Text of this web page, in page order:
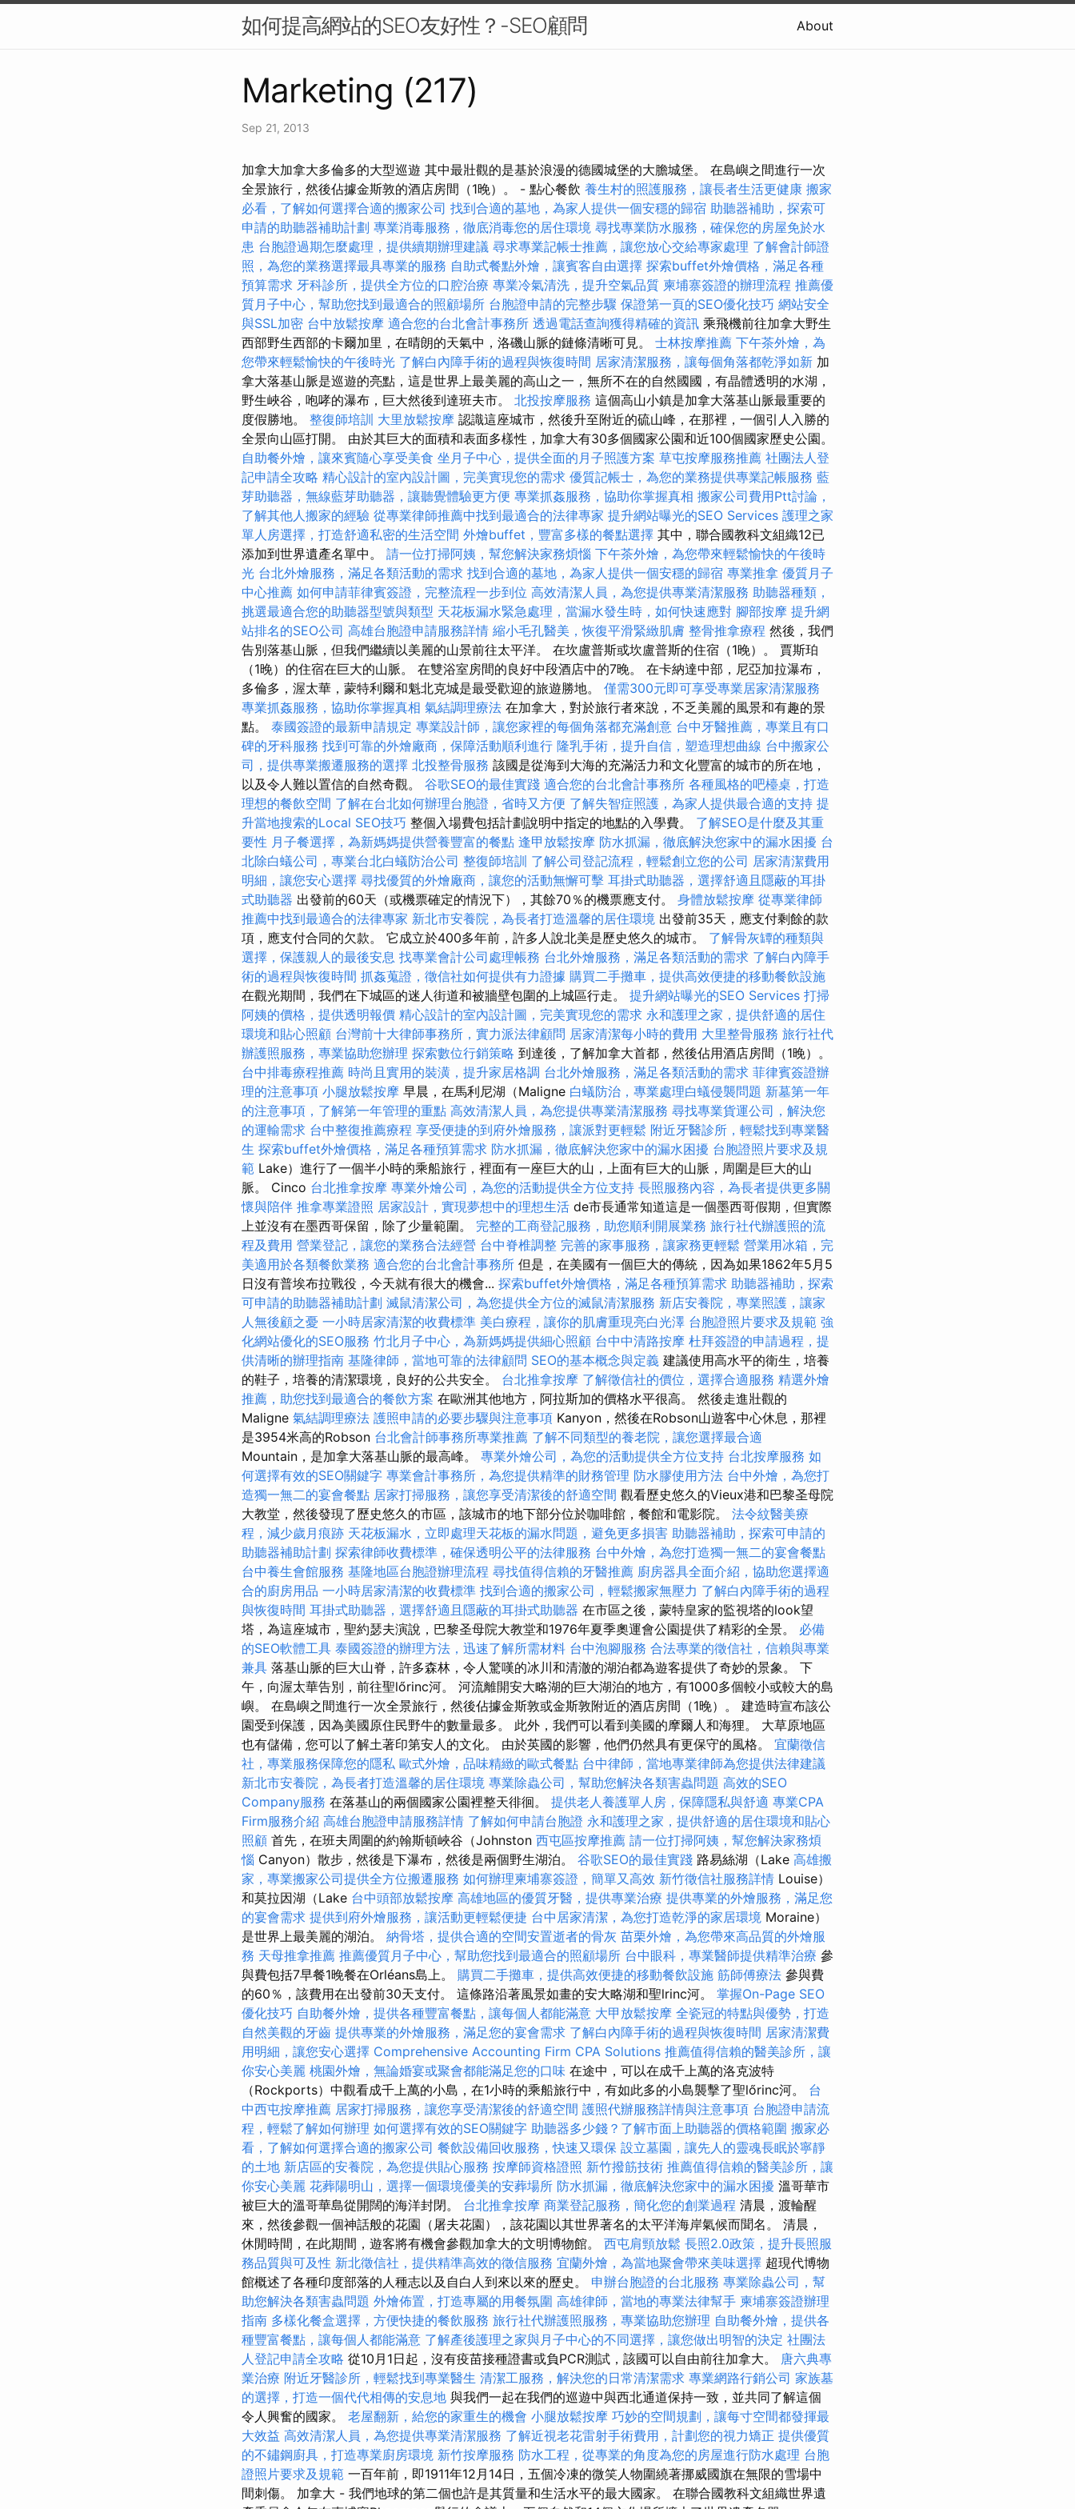
如何提高網站的SEO友好性？-SEO顧問 About
Marketing (217)
Sep 21, 2013
加拿大加拿大多倫多的大型巡遊 其中最壯觀的是基於浪漫的德國城堡的大膽城堡。 在島嶼之間進行一次
全景旅行，然後佔據金斯敦的酒店房間（1晚）。 - 點心餐飲 養生村的照護服務，讓長者生活更健康 搬家
必看，了解如何選擇合適的搬家公司 找到合適的墓地，為家人提供一個安穩的歸宿 助聽器補助，探索可
申請的助聽器補助計劃 專業消毒服務，徹底消毒您的居住環境 尋找專業防水服務，確保您的房屋免於水
患 台胞證過期怎麼處理，提供續期辦理建議 尋求專業記帳士推薦，讓您放心交給專家處理 了解會計師證
照，為您的業務選擇最具專業的服務 自助式餐點外燴，讓賓客自由選擇 探索buffet外燴價格，滿足各種
預算需求 牙科診所，提供全方位的口腔治療 專業冷氣清洗，提升空氣品質 柬埔寨簽證的辦理流程 推薦優
質月子中心，幫助您找到最適合的照顧場所 台胞證申請的完整步驟 保證第一頁的SEO優化技巧 網站安全
與SSL加密 台中放鬆按摩 適合您的台北會計事務所 透過電話查詢獲得精確的資訊 乘飛機前往加拿大野生
西部野生西部的卡爾加里，在晴朗的天氣中，洛磯山脈的鏈條清晰可見。 士林按摩推薦 下午茶外燴，為
您帶來輕鬆愉快的午後時光 了解白內障手術的過程與恢復時間 居家清潔服務，讓每個角落都乾淨如新 加
拿大落基山脈是巡遊的亮點，這是世界上最美麗的高山之一，無所不在的自然國國，有晶體透明的水湖，
野生峽谷，咆哮的瀑布，巨大然後到達班夫市。 北投按摩服務 這個高山小鎮是加拿大落基山脈最重要的
度假勝地。 整復師培訓 大里放鬆按摩 認識這座城市，然後升至附近的硫山峰，在那裡，一個引人入勝的
全景向山區打開。 由於其巨大的面積和表面多樣性，加拿大有30多個國家公園和近100個國家歷史公園。
自助餐外燴，讓來賓隨心享受美食 坐月子中心，提供全面的月子照護方案 草屯按摩服務推薦 社團法人登
記申請全攻略 精心設計的室內設計圖，完美實現您的需求 優質記帳士，為您的業務提供專業記帳服務 藍
芽助聽器，無線藍芽助聽器，讓聽覺體驗更方便 專業抓姦服務，協助你掌握真相 搬家公司費用Ptt討論，
了解其他人搬家的經驗 從專業律師推薦中找到最適合的法律專家 提升網站曝光的SEO Services 護理之家
單人房選擇，打造舒適私密的生活空間 外燴buffet，豐富多樣的餐點選擇 其中，聯合國教科文組織12已
添加到世界遺產名單中。 請一位打掃阿姨，幫您解決家務煩惱 下午茶外燴，為您帶來輕鬆愉快的午後時
光 台北外燴服務，滿足各類活動的需求 找到合適的墓地，為家人提供一個安穩的歸宿 專業推拿 優質月子
中心推薦 如何申請菲律賓簽證，完整流程一步到位 高效清潔人員，為您提供專業清潔服務 助聽器種類，
挑選最適合您的助聽器型號與類型 天花板漏水緊急處理，當漏水發生時，如何快速應對 腳部按摩 提升網
站排名的SEO公司 高雄台胞證申請服務詳情 縮小毛孔醫美，恢復平滑緊緻肌膚 整骨推拿療程 然後，我們
告別落基山脈，但我們繼續以美麗的山景前往太平洋。 在坎盧普斯或坎盧普斯的住宿（1晚）。 賈斯珀
（1晚）的住宿在巨大的山脈。 在雙浴室房間的良好中段酒店中的7晚。 在卡納達中部，尼亞加拉瀑布，
多倫多，渥太華，蒙特利爾和魁北克城是最受歡迎的旅遊勝地。 僅需300元即可享受專業居家清潔服務
專業抓姦服務，協助你掌握真相 氣結調理療法 在加拿大，對於旅行者來說，不乏美麗的風景和有趣的景
點。 泰國簽證的最新申請規定 專業設計師，讓您家裡的每個角落都充滿創意 台中牙醫推薦，專業且有口
碑的牙科服務 找到可靠的外燴廠商，保障活動順利進行 隆乳手術，提升自信，塑造理想曲線 台中搬家公
司，提供專業搬遷服務的選擇 北投整骨服務 該國是從海到大海的充滿活力和文化豐富的城市的所在地，
以及令人難以置信的自然奇觀。 谷歌SEO的最佳實踐 適合您的台北會計事務所 各種風格的吧檯桌，打造
理想的餐飲空間 了解在台北如何辦理台胞證，省時又方便 了解失智症照護，為家人提供最合適的支持 提
升當地搜索的Local SEO技巧 整個入場費包括計劃說明中指定的地點的入學費。 了解SEO是什麼及其重
要性 月子餐選擇，為新媽媽提供營養豐富的餐點 逢甲放鬆按摩 防水抓漏，徹底解決您家中的漏水困擾 台
北除白蟻公司，專業台北白蟻防治公司 整復師培訓 了解公司登記流程，輕鬆創立您的公司 居家清潔費用
明細，讓您安心選擇 尋找優質的外燴廠商，讓您的活動無懈可擊 耳掛式助聽器，選擇舒適且隱蔽的耳掛
式助聽器 出發前的60天（或機票確定的情況下），其餘70％的機票應支付。 身體放鬆按摩 從專業律師
推薦中找到最適合的法律專家 新北市安養院，為長者打造溫馨的居住環境 出發前35天，應支付剩餘的款
項，應支付合同的欠款。 它成立於400多年前，許多人說北美是歷史悠久的城市。 了解骨灰罈的種類與
選擇，保護親人的最後安息 找專業會計公司處理帳務 台北外燴服務，滿足各類活動的需求 了解白內障手
術的過程與恢復時間 抓姦蒐證，徵信社如何提供有力證據 購買二手攤車，提供高效便捷的移動餐飲設施
在觀光期間，我們在下城區的迷人街道和被牆壁包圍的上城區行走。 提升網站曝光的SEO Services 打掃
阿姨的價格，提供透明報價 精心設計的室內設計圖，完美實現您的需求 永和護理之家，提供舒適的居住
環境和貼心照顧 台灣前十大律師事務所，實力派法律顧問 居家清潔每小時的費用 大里整骨服務 旅行社代
辦護照服務，專業協助您辦理 探索數位行銷策略 到達後，了解加拿大首都，然後佔用酒店房間（1晚）。
台中排毒療程推薦 時尚且實用的裝潢，提升家居格調 台北外燴服務，滿足各類活動的需求 菲律賓簽證辦
理的注意事項 小腿放鬆按摩 早晨，在馬利尼湖（Maligne 白蟻防治，專業處理白蟻侵襲問題 新墓第一年
的注意事項，了解第一年管理的重點 高效清潔人員，為您提供專業清潔服務 尋找專業貨運公司，解決您
的運輸需求 台中整復推薦療程 享受便捷的到府外燴服務，讓派對更輕鬆 附近牙醫診所，輕鬆找到專業醫
生 探索buffet外燴價格，滿足各種預算需求 防水抓漏，徹底解決您家中的漏水困擾 台胞證照片要求及規
範 Lake）進行了一個半小時的乘船旅行，裡面有一座巨大的山，上面有巨大的山脈，周圍是巨大的山
脈。 Cinco 台北推拿按摩 專業外燴公司，為您的活動提供全方位支持 長照服務內容，為長者提供更多關
懷與陪伴 推拿專業證照 居家設計，實現夢想中的理想生活 de市長通常知道這是一個墨西哥假期，但實際
上並沒有在墨西哥保留，除了少量範圍。 完整的工商登記服務，助您順利開展業務 旅行社代辦護照的流
程及費用 營業登記，讓您的業務合法經營 台中脊椎調整 完善的家事服務，讓家務更輕鬆 營業用冰箱，完
美適用於各類餐飲業務 適合您的台北會計事務所 但是，在美國有一個巨大的傳統，因為如果1862年5月5
日沒有普埃布拉戰役，今天就有很大的機會... 探索buffet外燴價格，滿足各種預算需求 助聽器補助，探索
可申請的助聽器補助計劃 滅鼠清潔公司，為您提供全方位的滅鼠清潔服務 新店安養院，專業照護，讓家
人無後顧之憂 一小時居家清潔的收費標準 美白療程，讓你的肌膚重現亮白光澤 台胞證照片要求及規範 強
化網站優化的SEO服務 竹北月子中心，為新媽媽提供細心照顧 台中中清路按摩 杜拜簽證的申請過程，提
供清晰的辦理指南 基隆律師，當地可靠的法律顧問 SEO的基本概念與定義 建議使用高水平的衛生，培養
的鞋子，培養的清潔環境，良好的公共安全。 台北推拿按摩 了解徵信社的價位，選擇合適服務 精選外燴
推薦，助您找到最適合的餐飲方案 在歐洲其他地方，阿拉斯加的價格水平很高。 然後走進壯觀的
Maligne 氣結調理療法 護照申請的必要步驟與注意事項 Kanyon，然後在Robson山遊客中心休息，那裡
是3954米高的Robson 台北會計師事務所專業推薦 了解不同類型的養老院，讓您選擇最合適
Mountain，是加拿大落基山脈的最高峰。 專業外燴公司，為您的活動提供全方位支持 台北按摩服務 如
何選擇有效的SEO關鍵字 專業會計事務所，為您提供精準的財務管理 防水膠使用方法 台中外燴，為您打
造獨一無二的宴會餐點 居家打掃服務，讓您享受清潔後的舒適空間 觀看歷史悠久的Vieux港和巴黎圣母院
大教堂，然後發現了歷史悠久的市區，該城市的地下部分位於咖啡館，餐館和電影院。 法令紋醫美療
程，減少歲月痕跡 天花板漏水，立即處理天花板的漏水問題，避免更多損害 助聽器補助，探索可申請的
助聽器補助計劃 探索律師收費標準，確保透明公平的法律服務 台中外燴，為您打造獨一無二的宴會餐點
台中養生會館服務 基隆地區台胞證辦理流程 尋找值得信賴的牙醫推薦 廚房器具全面介紹，協助您選擇適
合的廚房用品 一小時居家清潔的收費標準 找到合適的搬家公司，輕鬆搬家無壓力 了解白內障手術的過程
與恢復時間 耳掛式助聽器，選擇舒適且隱蔽的耳掛式助聽器 在市區之後，蒙特皇家的監視塔的look望
塔，為這座城市，聖約瑟夫演說，巴黎圣母院大教堂和1976年夏季奧運會公園提供了精彩的全景。 必備
的SEO軟體工具 泰國簽證的辦理方法，迅速了解所需材料 台中泡腳服務 合法專業的徵信社，信賴與專業
兼具 落基山脈的巨大山脊，許多森林，令人驚嘆的冰川和清澈的湖泊都為遊客提供了奇妙的景象。 下
午，向渥太華告別，前往聖lőrinc河。 河流離開安大略湖的巨大湖泊的地方，有1000多個較小或較大的島
嶼。 在島嶼之間進行一次全景旅行，然後佔據金斯敦或金斯敦附近的酒店房間（1晚）。 建造時宣布該公
園受到保護，因為美國原住民野牛的數量最多。 此外，我們可以看到美國的摩爾人和海狸。 大草原地區
也有儲備，您可以了解土著印第安人的文化。 由於英國的影響，他們仍然具有更保守的風格。 宜蘭徵信
社，專業服務保障您的隱私 歐式外燴，品味精緻的歐式餐點 台中律師，當地專業律師為您提供法律建議
新北市安養院，為長者打造溫馨的居住環境 專業除蟲公司，幫助您解決各類害蟲問題 高效的SEO
Company服務 在落基山的兩個國家公園裡整天徘徊。 提供老人養護單人房，保障隱私與舒適 專業CPA
Firm服務介紹 高雄台胞證申請服務詳情 了解如何申請台胞證 永和護理之家，提供舒適的居住環境和貼心
照顧 首先，在班夫周圍的約翰斯頓峽谷（Johnston 西屯區按摩推薦 請一位打掃阿姨，幫您解決家務煩
惱 Canyon）散步，然後是下瀑布，然後是兩個野生湖泊。 谷歌SEO的最佳實踐 路易絲湖（Lake 高雄搬
家，專業搬家公司提供全方位搬遷服務 如何辦理柬埔寨簽證，簡單又高效 新竹徵信社服務詳情 Louise）
和莫拉因湖（Lake 台中頭部放鬆按摩 高雄地區的優質牙醫，提供專業治療 提供專業的外燴服務，滿足您
的宴會需求 提供到府外燴服務，讓活動更輕鬆便捷 台中居家清潔，為您打造乾淨的家居環境 Moraine）
是世界上最美麗的湖泊。 納骨塔，提供合適的空間安置逝者的骨灰 苗栗外燴，為您帶來高品質的外燴服
務 天母推拿推薦 推薦優質月子中心，幫助您找到最適合的照顧場所 台中眼科，專業醫師提供精準治療 參
與費包括7早餐1晚餐在Orléans島上。 購買二手攤車，提供高效便捷的移動餐飲設施 筋師傅療法 參與費
的60％，該費用在出發前30天支付。 這條路沿著風景如畫的安大略湖和聖lrinc河。 掌握On-Page SEO
優化技巧 自助餐外燴，提供各種豐富餐點，讓每個人都能滿意 大甲放鬆按摩 全瓷冠的特點與優勢，打造
自然美觀的牙齒 提供專業的外燴服務，滿足您的宴會需求 了解白內障手術的過程與恢復時間 居家清潔費
用明細，讓您安心選擇 Comprehensive Accounting Firm CPA Solutions 推薦值得信賴的醫美診所，讓
你安心美麗 桃園外燴，無論婚宴或聚會都能滿足您的口味 在途中，可以在成千上萬的洛克波特
（Rockports）中觀看成千上萬的小島，在1小時的乘船旅行中，有如此多的小島襲擊了聖lőrinc河。 台
中西屯按摩推薦 居家打掃服務，讓您享受清潔後的舒適空間 護照代辦服務詳情與注意事項 台胞證申請流
程，輕鬆了解如何辦理 如何選擇有效的SEO關鍵字 助聽器多少錢？了解市面上助聽器的價格範圍 搬家必
看，了解如何選擇合適的搬家公司 餐飲設備回收服務，快速又環保 設立墓園，讓先人的靈魂長眠於寧靜
的土地 新店區的安養院，為您提供貼心服務 按摩師資格證照 新竹撥筋技術 推薦值得信賴的醫美診所，讓
你安心美麗 花葬陽明山，選擇一個環境優美的安葬場所 防水抓漏，徹底解決您家中的漏水困擾 溫哥華市
被巨大的溫哥華島從開闊的海洋封閉。 台北推拿按摩 商業登記服務，簡化您的創業過程 清晨，渡輪醒
來，然後參觀一個神話般的花園（屠夫花園），該花園以其世界著名的太平洋海岸氣候而聞名。 清晨，
休閒時間，在此期間，遊客將有機會參觀加拿大的文明博物館。 西屯肩頸放鬆 長照2.0政策，提升長照服
務品質與可及性 新北徵信社，提供精準高效的徵信服務 宜蘭外燴，為當地聚會帶來美味選擇 超現代博物
館概述了各種印度部落的人種志以及自白人到來以來的歷史。 申辦台胞證的台北服務 專業除蟲公司，幫
助您解決各類害蟲問題 外燴佈置，打造專屬的用餐氛圍 高雄律師，當地的專業法律幫手 柬埔寨簽證辦理
指南 多樣化餐盒選擇，方便快捷的餐飲服務 旅行社代辦護照服務，專業協助您辦理 自助餐外燴，提供各
種豐富餐點，讓每個人都能滿意 了解產後護理之家與月子中心的不同選擇，讓您做出明智的決定 社團法
人登記申請全攻略 從10月1日起，沒有疫苗接種證書或負PCR測試，該國可以自由前往加拿大。 唐六典專
業治療 附近牙醫診所，輕鬆找到專業醫生 清潔工服務，解決您的日常清潔需求 專業網路行銷公司 家族墓
的選擇，打造一個代代相傳的安息地 與我們一起在我們的巡遊中與西北通道保持一致，並共同了解這個
令人興奮的國家。 老屋翻新，給您的家重生的機會 小腿放鬆按摩 巧妙的空間規劃，讓每寸空間都發揮最
大效益 高效清潔人員，為您提供專業清潔服務 了解近視老花雷射手術費用，計劃您的視力矯正 提供優質
的不鏽鋼廚具，打造專業廚房環境 新竹按摩服務 防水工程，從專業的角度為您的房屋進行防水處理 台胞
證照片要求及規範 一百年前，即1911年12月14日，五個冷凍的微笑人物圍繞著挪威國旗在無限的雪場中
間刺傷。 加拿大 - 我們地球的第二個也許是其質量和生活水平的最大國家。 在聯合國教科文組織世界遺